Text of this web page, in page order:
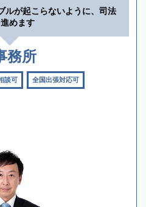
ルが起こらないように、司法
めます
務所
談可 全国出張対応可